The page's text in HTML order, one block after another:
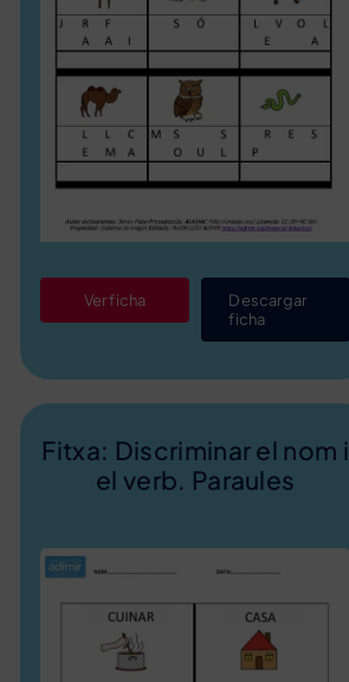
Ver ficha
Descargar
ficha
Fitxa: Discriminar el nom i
el verb. Paraules